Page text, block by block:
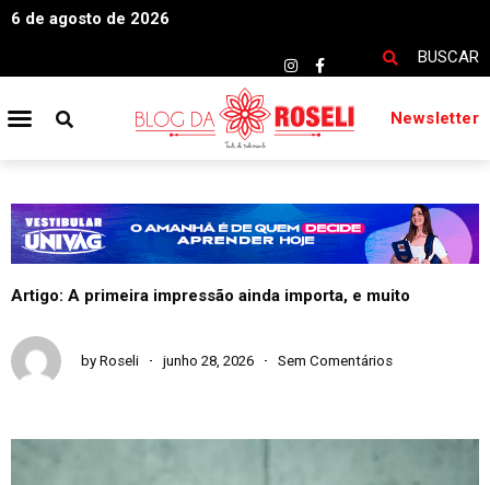
6 de agosto de 2026
BUSCAR
Newsletter
Artigo: A primeira impressão ainda importa, e muito
by Roseli junho 28, 2026 Sem Comentários